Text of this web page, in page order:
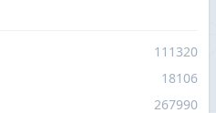
111320
18106
267990